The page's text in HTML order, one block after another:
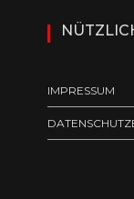
IMPRESSUM